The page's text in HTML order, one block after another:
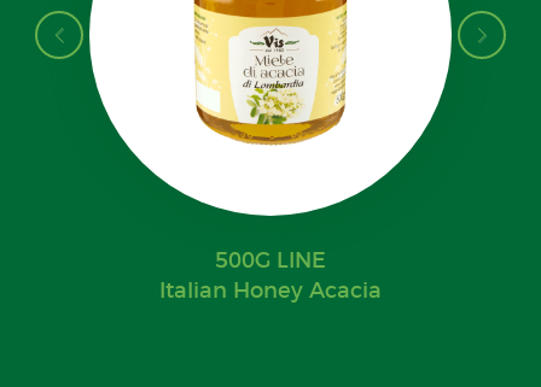
500G LINE
Italian Honey Acacia